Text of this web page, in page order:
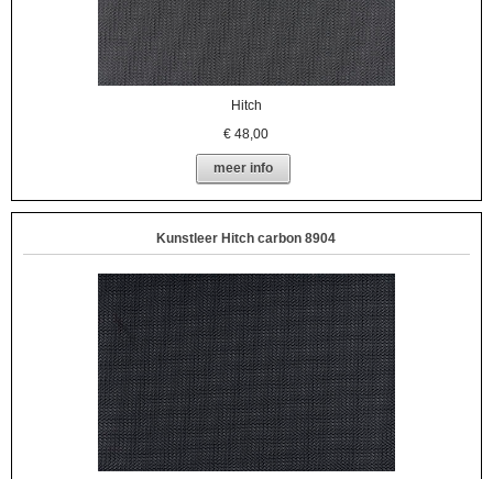
Hitch
€48,00
meer info
Kunstleer Hitch carbon 8904